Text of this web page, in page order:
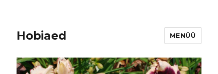
Hobiaed MENÜÜ